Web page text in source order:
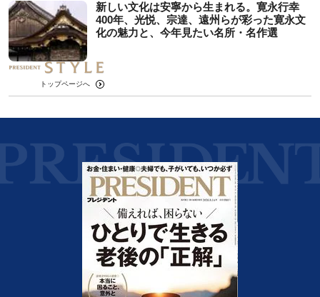
新しい文化は安寧から生まれる。寛永行幸
400年、光悦、宗達、遠州らが彩った寛永文
化の魅力と、今年見たい名所・名作選
トップページへ